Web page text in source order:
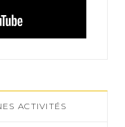
ACTIVITÉS